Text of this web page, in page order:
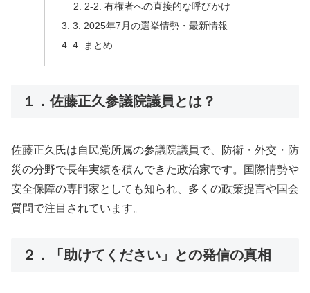
2-2. 有権者への直接的な呼びかけ
3. 2025年7月の選挙情勢・最新情報
4. まとめ
１．佐藤正久参議院議員とは？
佐藤正久氏は自民党所属の参議院議員で、防衛・外交・防
災の分野で長年実績を積んできた政治家です。国際情勢や
安全保障の専門家としても知られ、多くの政策提言や国会
質問で注目されています。
２．「助けてください」との発信の真相